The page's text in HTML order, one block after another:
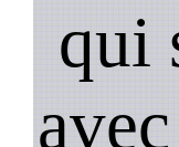
qui